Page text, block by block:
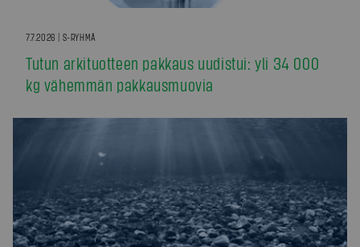
7.7.2026 | S-RYHMÄ
Tutun arkituotteen pakkaus uudistui: yli 34 000
kg vähemmän pakkausmuovia